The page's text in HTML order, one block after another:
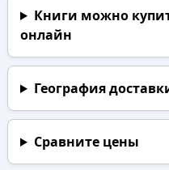
Книги можно
онлайн
География
Сравните цены